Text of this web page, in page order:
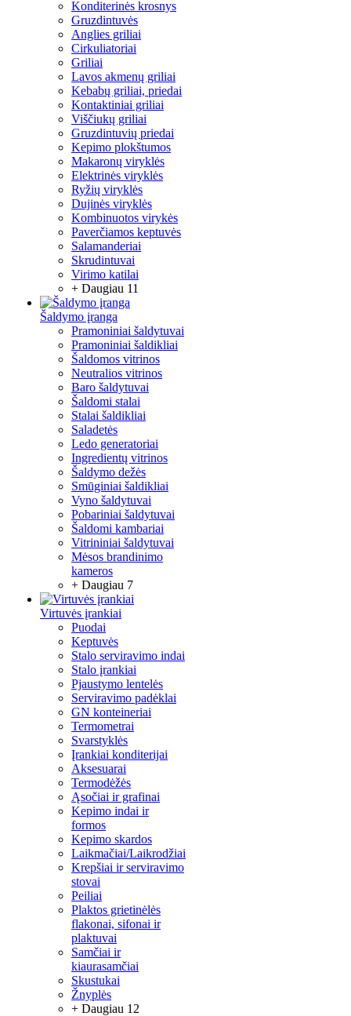
Konditerinės krosnys
Gruzdintuvės
Anglies griliai
Cirkuliatoriai
Griliai
Lavos akmenų griliai
Kebabų griliai, priedai
Kontaktiniai griliai
Viščiukų griliai
Gruzdintuvių priedai
Kepimo plokštumos
Makaronų viryklės
Elektrinės viryklės
Ryžių viryklės
Dujinės viryklės
Kombinuotos virykės
Paverčiamos keptuvės
Salamanderiai
Skrudintuvai
Virimo katilai
+ Daugiau 11
Šaldymo įranga
Pramoniniai šaldytuvai
Pramoniniai šaldikliai
Šaldomos vitrinos
Neutralios vitrinos
Baro šaldytuvai
Šaldomi stalai
Stalai šaldikliai
Saladetės
Ledo generatoriai
Ingredientų vitrinos
Šaldymo dežės
Smūginiai šaldikliai
Vyno šaldytuvai
Pobariniai šaldytuvai
Šaldomi kambariai
Vitrininiai šaldytuvai
Mėsos brandinimo
kameros
+ Daugiau 7
Virtuvės įrankiai
Puodai
Keptuvės
Stalo serviravimo indai
Stalo įrankiai
Pjaustymo lentelės
Serviravimo padėklai
GN konteineriai
Termometrai
Svarstyklės
Įrankiai konditerijai
Aksesuarai
Termodėžės
Ąsočiai ir grafinai
Kepimo indai ir
formos
Kepimo skardos
Laikmačiai/Laikrodžiai
Krepšiai ir serviravimo
stovai
Peiliai
Plaktos grietinėlės
flakonai, sifonai ir
plaktuvai
Samčiai ir
kiaurasamčiai
Skustukai
Žnyplės
+ Daugiau 12